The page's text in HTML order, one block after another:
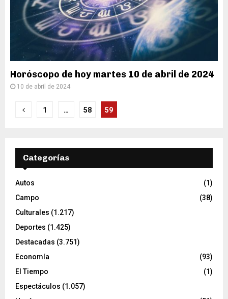
Horóscopo de hoy martes 10 de abril de 2024
10 de abril de 2024
Paginación
entradas
1 … 58 59
Categorías
Autos
(1)
Campo
(38)
Culturales (1.217)
Deportes (1.425)
Destacadas (3.751)
Economía
(93)
El Tiempo
(1)
Espectáculos (1.057)